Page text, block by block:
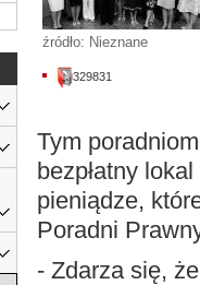
źródło: Nieznane
329831
Tym
bezpłatny
pieniądze,
Poradni
- Zdarza się,